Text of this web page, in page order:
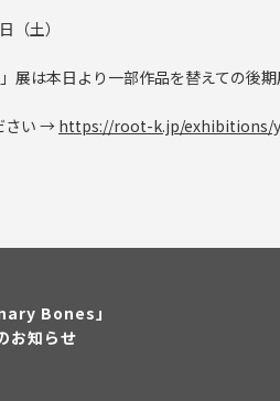
（土）
」展は本日より一部作品を替えての後期
さい →https://root-k.jp/exhibitions/
Bones」
お知らせ